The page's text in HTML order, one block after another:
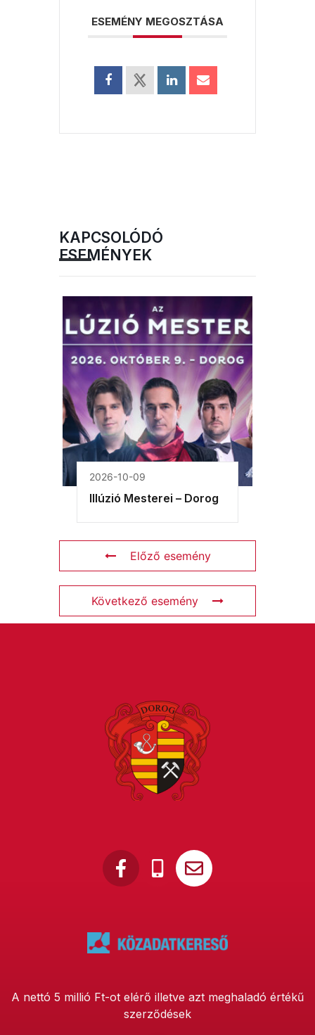
ESEMÉNY MEGOSZTÁSA
KAPCSOLÓDÓ
ESEMÉNYEK
2026-10-09
Illúzió Mesterei – Dorog
Előző esemény
Következő esemény
A nettó 5 millió Ft-ot elérő illetve azt meghaladó értékű
szerződések